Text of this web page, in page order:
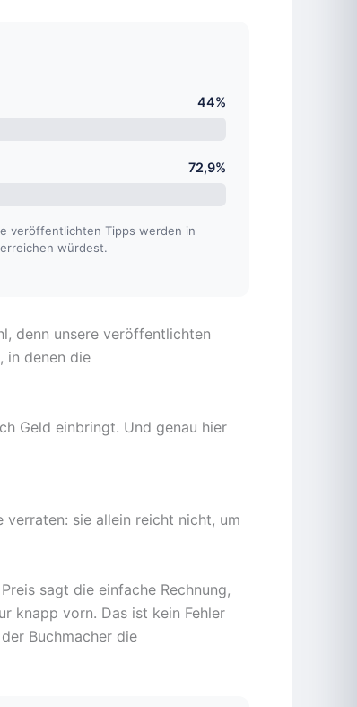
44%
72,9%
veröffentlichten Tipps werden in
würdest.
denn unsere veröffentlichten
in denen die
Geld einbringt. Und genau hier
sie allein reicht nicht, um
sagt die einfache Rechnung,
knapp vorn. Das ist kein Fehler
Buchmacher die